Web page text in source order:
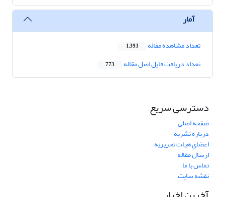
آمار
تعداد مشاهده مقاله 1,393
تعداد دریافت فایل اصل مقاله 773
دسترسی سریع
صفحه اصلی
درباره نشریه
اعضای هیات تحریریه
ارسال مقاله
تماس با ما
نقشه سایت